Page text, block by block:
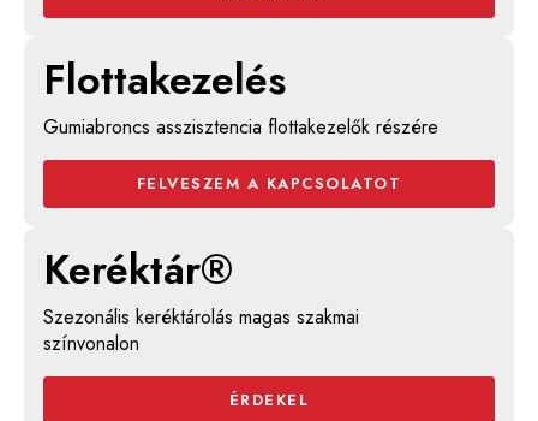
Keréktár®
Szezonális keréktárolás magas szakmai
színvonalon
ÉRDEKEL
Flottakezelés
Gumiabroncs asszisztencia flottakezelők részére
FELVESZEM A KAPCSOLATOT